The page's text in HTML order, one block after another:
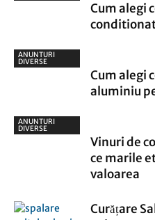
Cum alegi
ANUNTURI
DIVERSE
Cum alegi
aluminiu
ANUNTURI
DIVERSE
Vinuri de
ce marile
valoarea
Curățare